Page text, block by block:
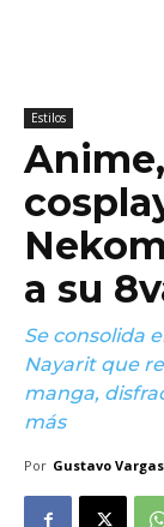
Estilos
a su
Se consolida
Nayarit que
manga,
más
Por Gustavo Vargas